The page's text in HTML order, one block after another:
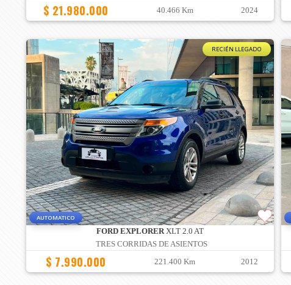
$ 21.980.000 40.466 Km 2024
RECIÉN LLEGADO
AUTOMATICO
FORD EXPLORERXLT 2.0 AT
TRES CORRIDAS DE ASIENTOS
$ 7.990.000 221.400 Km 2012